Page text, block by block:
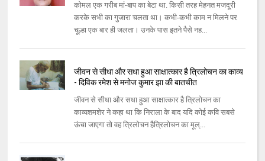
कोमल एक गरीब मां-बाप का बेटा था. किसी तरह मेहनत मजदूरी
करके सभी का गुजारा चलता था। कभी-कभी काम न मिलने पर
चूल्हा एक बार ही जलता। उनके पास इतने पैसे नह...
जीवन से सीधा और सधा हुआ साक्षात्कार है त्रिलोचन का काव्य
- दिविक रमेश से मनोज कुमार झा की बातचीत
जीवन से सीधा और सधा हुआ साक्षात्कार है त्रिलोचन का
काव्यशमशेर ने कहा था कि निराला के बाद यदि कोई कवि सबसे
ऊंचा जाएगा तो वह त्रिलोचन हैत्रिलोचन का मूल्...